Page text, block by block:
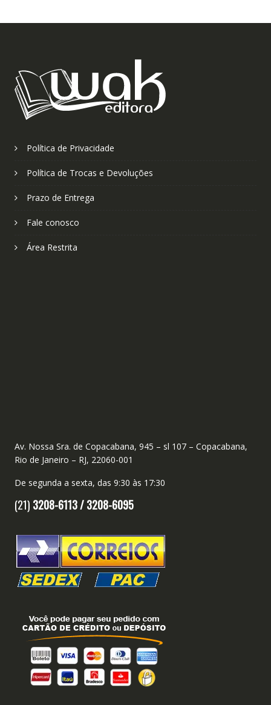
Política de Privacidade
Política de Trocas e Devoluções
Prazo de Entrega
Fale conosco
Área Restrita
Av. Nossa Sra. de Copacabana, 945 – sl 107 – Copacabana,
Rio de Janeiro – RJ, 22060-001
De segunda a sexta, das 9:30 às 17:30
(21) 3208-6113 /3208-6095